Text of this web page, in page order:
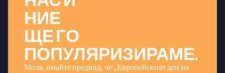
НИЕ
ЩЕ ГО
ПОПУЛЯРИЗИРАМЕ.
Моля, имайте предвид, че „Европейският ден на